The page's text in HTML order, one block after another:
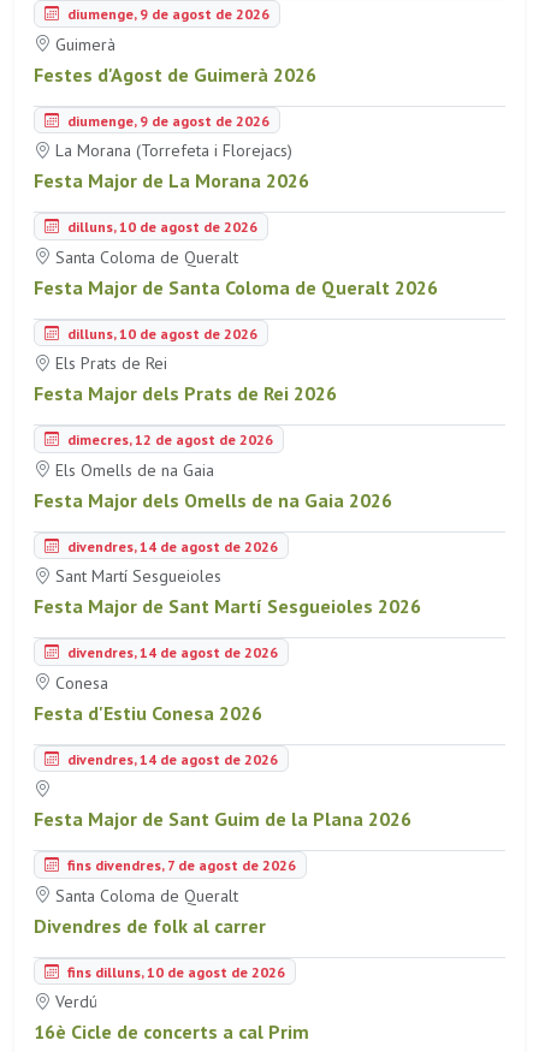
diumenge, 9 de agost de 2026
Guimerà
Festes d'Agost de Guimerà 2026
diumenge, 9 de agost de 2026
La Morana (Torrefeta i Florejacs)
Festa Major de La Morana 2026
dilluns, 10 de agost de 2026
Santa Coloma de Queralt
Festa Major de Santa Coloma de Queralt 2026
dilluns, 10 de agost de 2026
Els Prats de Rei
Festa Major dels Prats de Rei 2026
dimecres, 12 de agost de 2026
Els Omells de na Gaia
Festa Major dels Omells de na Gaia 2026
divendres, 14 de agost de 2026
Sant Martí Sesgueioles
Festa Major de Sant Martí Sesgueioles 2026
divendres, 14 de agost de 2026
Conesa
Festa d'Estiu Conesa 2026
divendres, 14 de agost de 2026
Festa Major de Sant Guim de la Plana 2026
fins divendres, 7 de agost de 2026
Santa Coloma de Queralt
Divendres de folk al carrer
fins dilluns, 10 de agost de 2026
Verdú
16è Cicle de concerts a cal Prim